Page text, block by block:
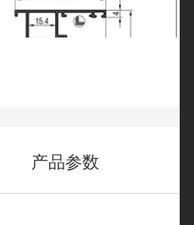
产品参数